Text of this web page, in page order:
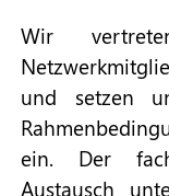
Wir
und setzen
ein. Der
Austausch